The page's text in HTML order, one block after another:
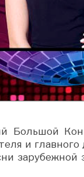
Большой
и
зарубежной